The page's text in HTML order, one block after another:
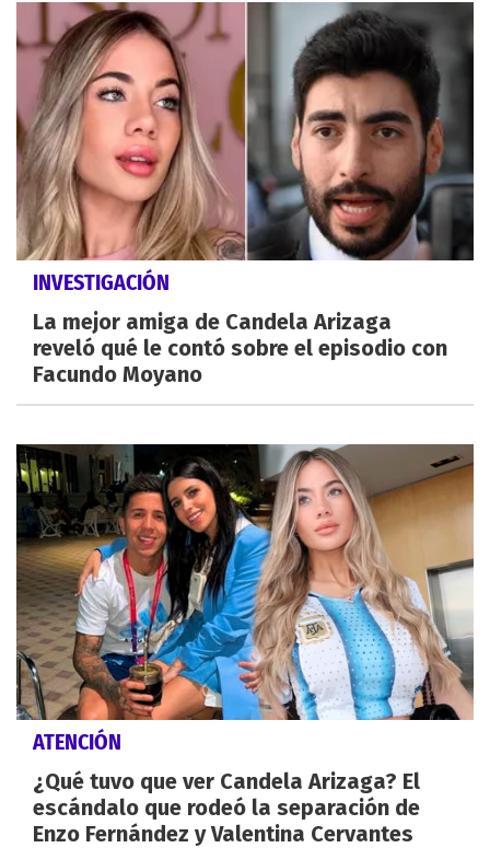
INVESTIGACIÓN
La mejor amiga de Candela Arizaga
reveló qué le contó sobre el episodio con
Facundo Moyano
ATENCIÓN
¿Qué tuvo que ver Candela Arizaga? El
escándalo que rodeó la separación de
Enzo Fernández y Valentina Cervantes